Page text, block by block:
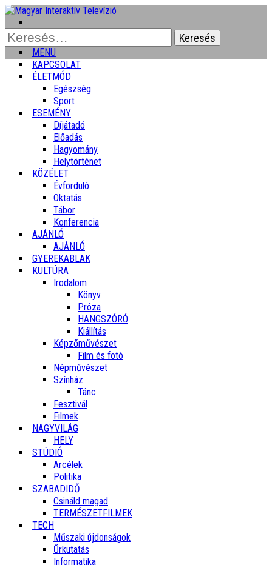
Keresés:
MENU
KAPCSOLAT
ÉLETMÓD
Egészség
Sport
ESEMÉNY
Díjátadó
Előadás
Hagyomány
Helytörténet
KÖZÉLET
Évforduló
Oktatás
Tábor
Konferencia
AJÁNLÓ
AJÁNLÓ
GYEREKABLAK
KULTÚRA
Irodalom
Könyv
Próza
HANGSZÓRÓ
Kiállítás
Képzőművészet
Film és fotó
Népművészet
Színház
Tánc
Fesztivál
Filmek
NAGYVILÁG
HELY
STÚDIÓ
Arcélek
Politika
SZABADIDŐ
Csináld magad
TERMÉSZETFILMEK
TECH
Műszaki újdonságok
Űrkutatás
Informatika